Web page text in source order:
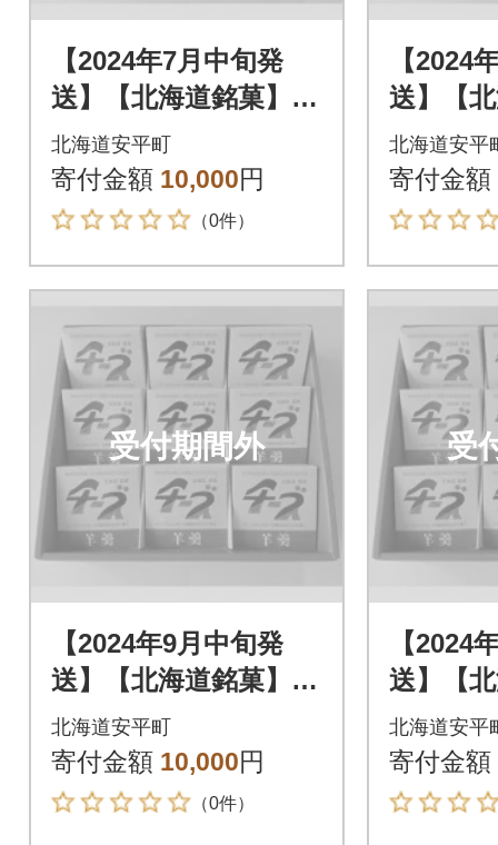
【2024年7月中旬発
送】【北海道銘菓】チ
ーズようかんギフ
ト 9個入(化粧箱)
北海道安平町
寄付金額 10,000円
（0件）
【2024
送】【
ーズよ
ト 9個
北海道安平
寄付金額
受付期間外
【2024年9月中旬発
送】【北海道銘菓】チ
ーズようかんギフ
ト 9個入(化粧箱)
北海道安平町
寄付金額 10,000円
（0件）
受
【2024
送】【
ーズよ
ト 9個
北海道安平
寄付金額